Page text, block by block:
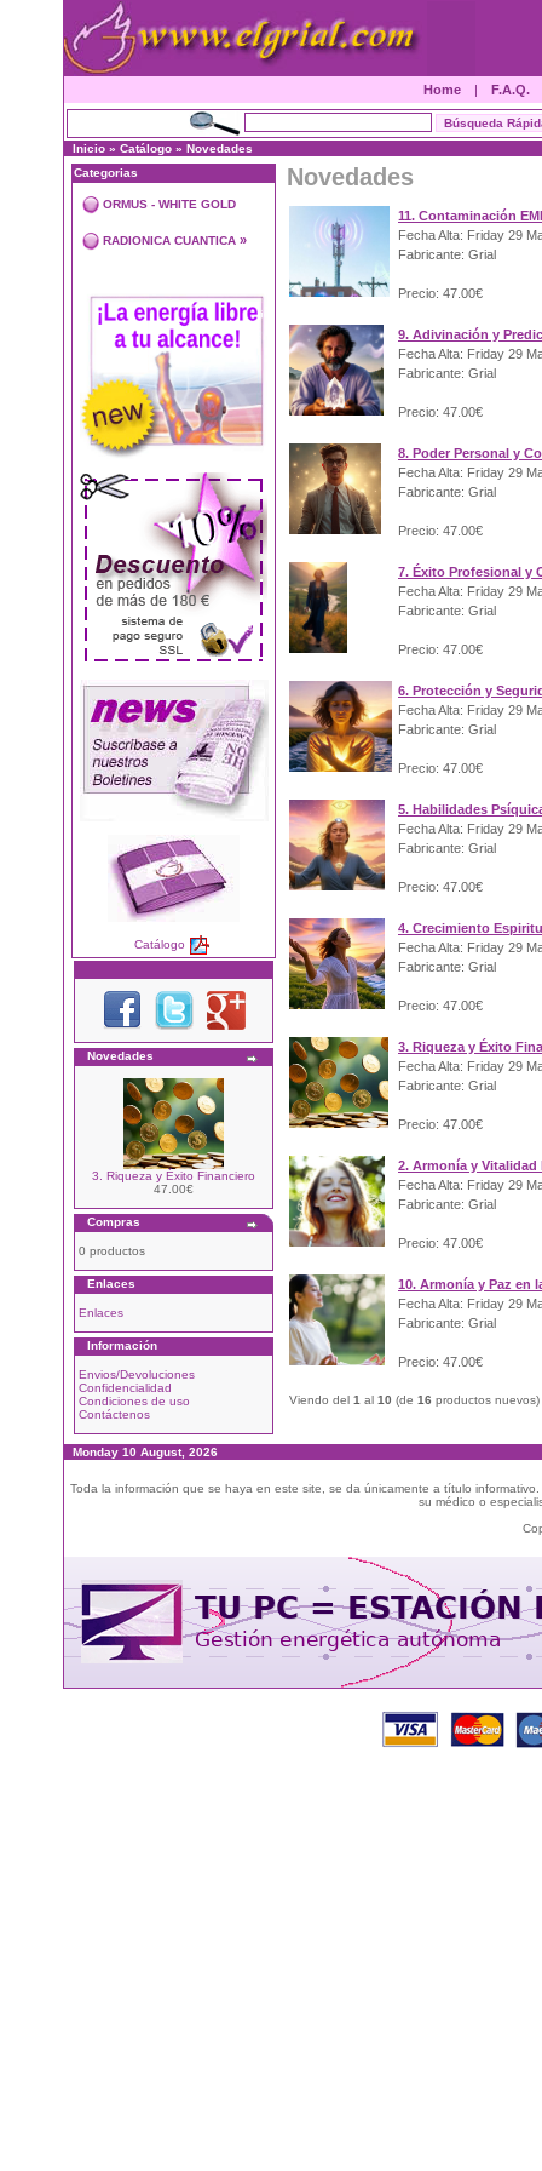
Home | F.A.Q.
Inicio » Catálogo » Novedades
Categorias
ORMUS - WHITE GOLD
RADIONICA CUANTICA »
Catálogo
Novedades
3. Riqueza y Éxito Financiero
47.00€
Compras
0 productos
Enlaces
Enlaces
Información
Envios/Devoluciones
Confidencialidad
Condiciones de uso
Contáctenos
Novedades
11. Contaminación
Fecha Alta: Friday 29
Fabricante: Grial
Precio: 47.00€
9. Adivinación y
Fecha Alta: Friday 29
Fabricante: Grial
Precio: 47.00€
8. Poder Personal y
Fecha Alta: Friday 29
Fabricante: Grial
Precio: 47.00€
7. Éxito Profesional y
Fecha Alta: Friday 29
Fabricante: Grial
Precio: 47.00€
6. Protección y
Fecha Alta: Friday 29
Fabricante: Grial
Precio: 47.00€
5. Habilidades
Fecha Alta: Friday 29
Fabricante: Grial
Precio: 47.00€
4. Crecimiento
Fecha Alta: Friday 29
Fabricante: Grial
Precio: 47.00€
3. Riqueza y Éxito
Fecha Alta: Friday 29
Fabricante: Grial
Precio: 47.00€
2. Armonía y Vitalidad
Fecha Alta: Friday 29
Fabricante: Grial
Precio: 47.00€
10. Armonía y Paz en
Fecha Alta: Friday 29
Fabricante: Grial
Precio: 47.00€
Viendo del 1 al 10 (de 16 productos nuevos)
Monday 10 August, 2026
Toda la información que se haya en este site, se da únicamente a título
su médico o